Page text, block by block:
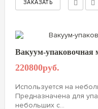
Вакуум-
220800руб.
Используется на
Предназначена для
небольших с...